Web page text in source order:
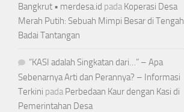
Bangkrut • merdesa.id pada Koperasi Desa
Merah Putih: Sebuah Mimpi Besar di Tengah
Badai Tantangan
“KASI adalah Singkatan dari…” – Apa
Sebenarnya Arti dan Perannya? – Informasi
Terkini pada Perbedaan Kaur dengan Kasi di
Pemerintahan Desa